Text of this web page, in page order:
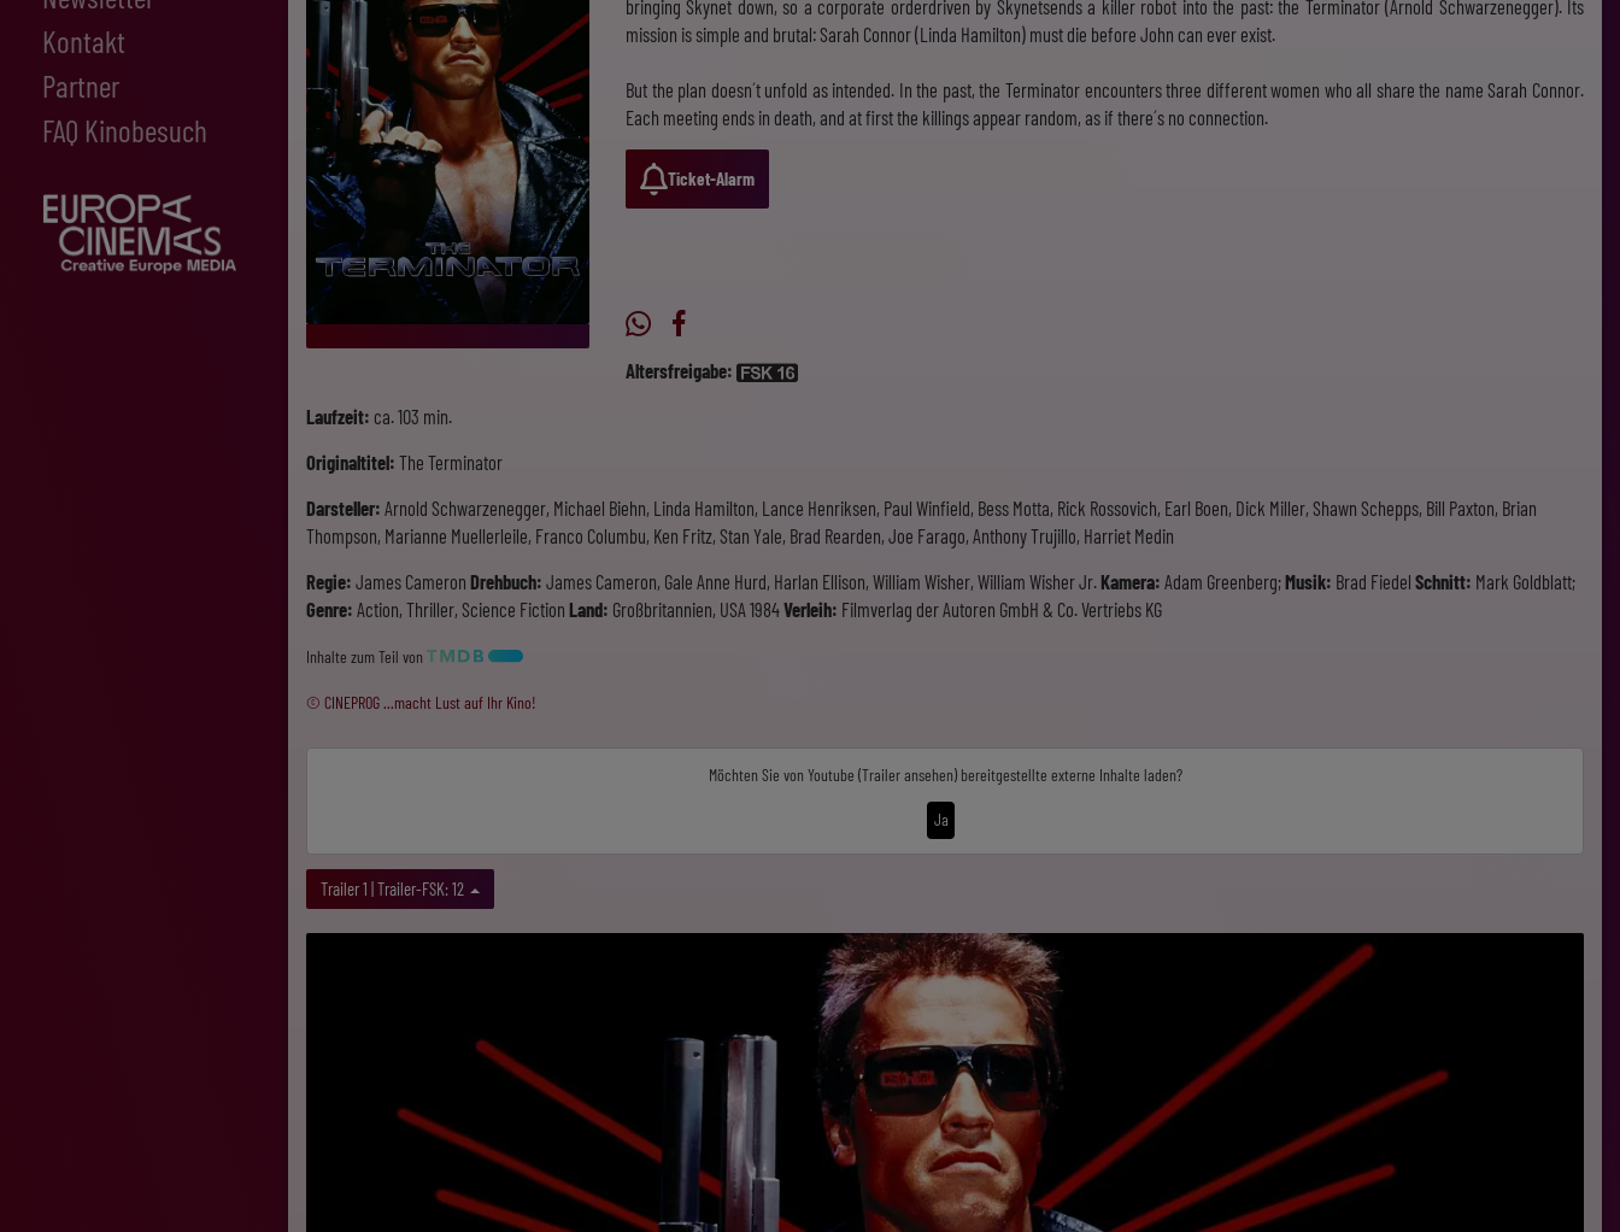
Kontakt
Partner
FAQ Kinobesuch
bringing Skynet down, so a corporate orderdriven by Skynetsends a killer robot into the past: the Terminator (Arnold Schwarzenegger). Its
mission is simple and brutal: Sarah Connor (Linda Hamilton) must die before John can ever exist.
But the plan doesn´t unfold as intended. In the past, the Terminator encounters three different women who all share the name Sarah Connor.
Each meeting ends in death, and at first the killings appear random, as if there´s no connection.
Ticket-Alarm
Altersfreigabe:
Laufzeit: ca. 103 min.
Originaltitel: The Terminator
Darsteller: Arnold Schwarzenegger, Michael Biehn, Linda Hamilton, Lance Henriksen, Paul Winfield, Bess Motta, Rick Rossovich, Earl Boen, Dick Miller, Shawn Schepps, Bill Paxton, Brian
Thompson, Marianne Muellerleile, Franco Columbu, Ken Fritz, Stan Yale, Brad Rearden, Joe Farago, Anthony Trujillo, Harriet Medin
Regie: James Cameron Drehbuch: James Cameron, Gale Anne Hurd, Harlan Ellison, William Wisher, William Wisher Jr.Kamera: Adam Greenberg;Musik: Brad Fiedel Schnitt: Mark Goldblatt;
Genre: Action, Thriller, Science Fiction Land: Großbritannien, USA 1984Verleih: Filmverlag der Autoren GmbH & Co. Vertriebs KG
Inhalte zum Teil von
© CINEPROG ...macht Lust auf Ihr Kino!
Möchten Sie von Youtube (Trailer ansehen)bereitgestellte externe Inhalte laden?
Ja
Trailer 1 | Trailer-FSK: 12